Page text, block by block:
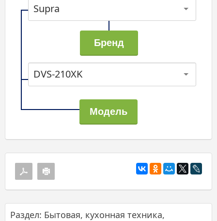
Supra
DVS-210XK
Раздел: Бытовая, кухонная техника,